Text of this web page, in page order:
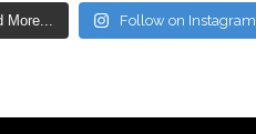
More... Follow on Instagram